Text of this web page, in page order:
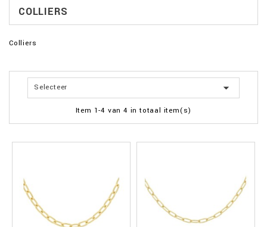
COLLIERS
Colliers
Selecteer 
Item 1-4 van 4 in totaal item(s)